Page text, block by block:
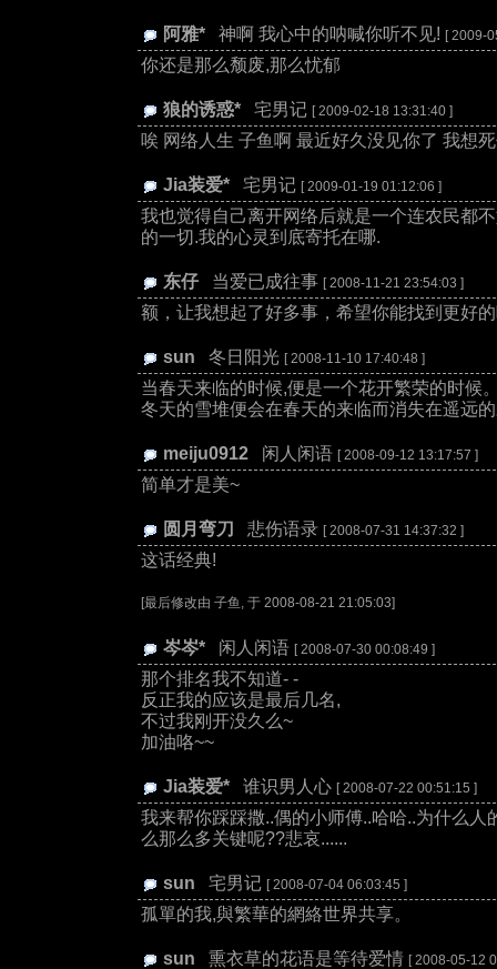
阿雅*: 神啊 我心中的呐喊你听不见! [ 2009-
你还是那么颓废,那么忧郁
狼的诱惑*: 宅男记 [ 2009-02-18 13:31:40 ]
唉 网络人生 子鱼啊 最近好久没见你了 我想
Jia装爱*: 宅男记 [ 2009-01-19 01:12:06 ]
我也觉得自己离开网络后就是一个连农民都
的一切.我的心灵到底寄托在哪.
东仔: 当爱已成往事 [ 2008-11-21 23:54:03 ]
额，让我想起了好多事，希望你能找到更好
sun 冬日阳光 [ 2008-11-10 17:40:48 ]
当春天来临的时候,便是一个花开繁荣的时候
冬天的雪堆便会在春天的来临而消失在遥远
meiju0912: 闲人闲语 [ 2008-09-12 13:17:57 ]
简单才是美~
圆月弯刀 悲伤语录 [ 2008-07-31 14:37:32 ]
这话经典!
[最后修改由 子鱼, 于 2008-08-21 21:05:03]
岑岑*: 闲人闲语 [ 2008-07-30 00:08:49 ]
那个排名我不知道- -
反正我的应该是最后几名,
不过我刚开没久么~
加油咯~~
Jia装爱*: 谁识男人心 [ 2008-07-22 00:51:15 ]
我来帮你踩踩撒..偶的小师傅..哈哈..为什么人
么那么多关键呢??悲哀......
sun 宅男记 [ 2008-07-04 06:03:45 ]
孤單的我,與繁華的網絡世界共享。
sun 熏衣草的花语是等待爱情 [ 2008-05-12